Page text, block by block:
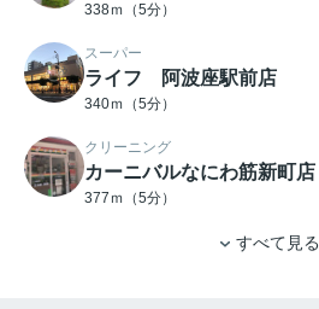
338ｍ（5分）
スーパー
ライフ 阿波座駅前店
340ｍ（5分）
クリーニング
カーニバルなにわ筋新町店
377ｍ（5分）
すべて見る